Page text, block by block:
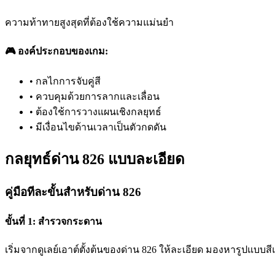
ความท้าทายสูงสุดที่ต้องใช้ความแม่นยำ
🎮 องค์ประกอบของเกม:
• กลไกการจับคู่สี
• ควบคุมด้วยการลากและเลื่อน
• ต้องใช้การวางแผนเชิงกลยุทธ์
• มีเงื่อนไขด้านเวลาเป็นตัวกดดัน
กลยุทธ์ด่าน 826 แบบละเอียด
คู่มือทีละขั้นสำหรับด่าน 826
ขั้นที่ 1: สำรวจกระดาน
เริ่มจากดูเลย์เอาต์ตั้งต้นของด่าน 826 ให้ละเอียด มองหารูปแบ